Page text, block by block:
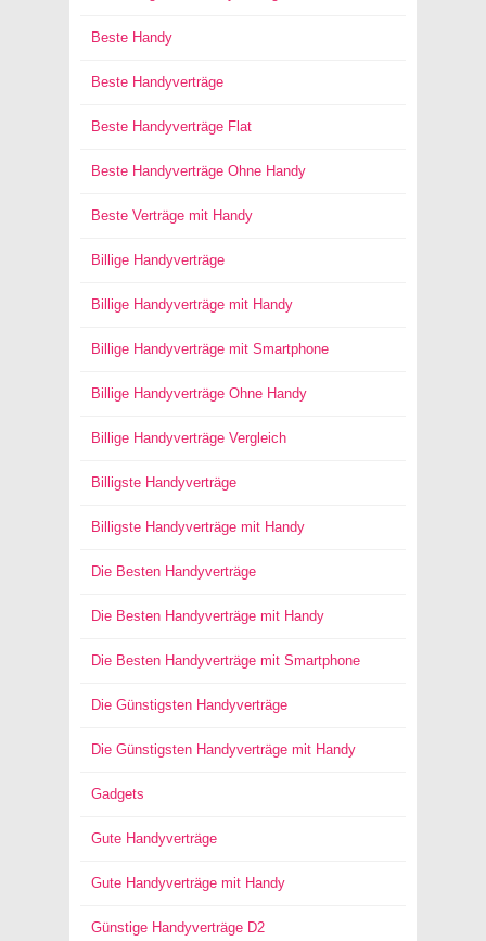
Beste Handy
Beste Handyverträge
Beste Handyverträge Flat
Beste Handyverträge Ohne Handy
Beste Verträge mit Handy
Billige Handyverträge
Billige Handyverträge mit Handy
Billige Handyverträge mit Smartphone
Billige Handyverträge Ohne Handy
Billige Handyverträge Vergleich
Billigste Handyverträge
Billigste Handyverträge mit Handy
Die Besten Handyverträge
Die Besten Handyverträge mit Handy
Die Besten Handyverträge mit Smartphone
Die Günstigsten Handyverträge
Die Günstigsten Handyverträge mit Handy
Gadgets
Gute Handyverträge
Gute Handyverträge mit Handy
Günstige Handyverträge D2